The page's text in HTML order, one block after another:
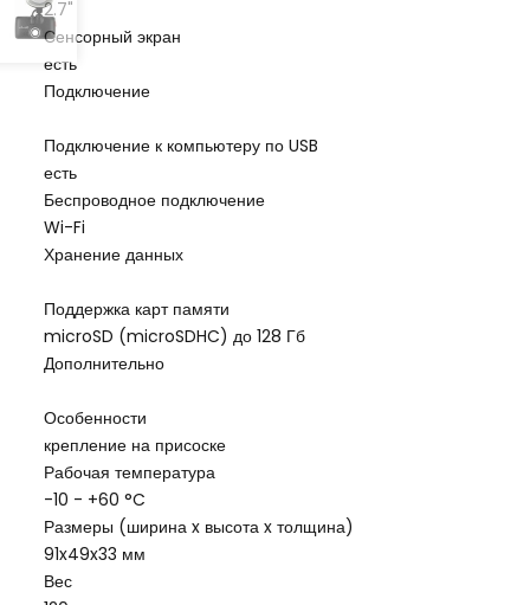
2.7"
Сенсорный экран
есть
Подключение
Подключение к компьютеру по USB
есть
Беспроводное подключение
Wi-Fi
Хранение данных
Поддержка карт памяти
microSD (microSDHC) до 128 Гб
Дополнительно
Особенности
крепление на присоске
Рабочая температура
-10 - +60 °C
Размеры (ширина x высота x толщина)
91x49x33 мм
Вес